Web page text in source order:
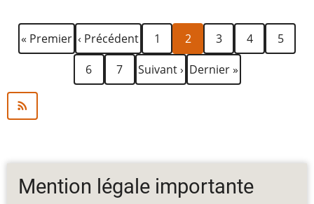
Pagination
Première
page
« Premier
Page
précédente
‹ Précédent Page
1
Page
courante
2 Page
3 Page
4 Page
5
Page
6 Page
7
Page
suivante
Suivant › Dernière
page
Dernier »
Mention légale importante